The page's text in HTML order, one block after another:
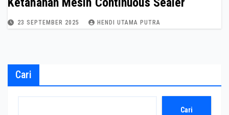
23 SEPTEMBER 2025 HENDI UTAMA PUTRA
Cari
Cari